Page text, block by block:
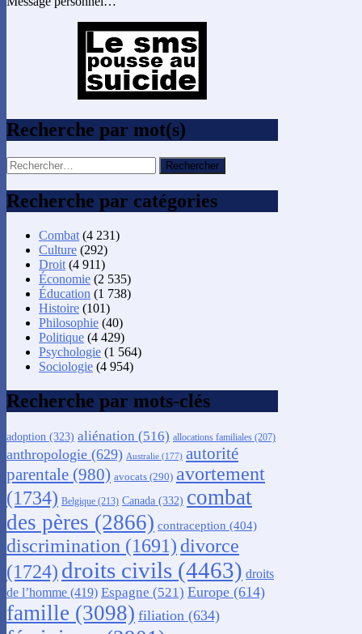
Recherche par mot(s)
Rechercher :
Recherche par catégories
Combat (4 231)
Culture (292)
Droit (4 911)
Économie (2 535)
Éducation (1 738)
Histoire (101)
Philosophie (40)
Politique (4 429)
Psychologie (1 564)
Sociologie (4 954)
Recherche par mots-clés
adoption (323) aliénation (516) allocations familiales (207)
anthropologie (629) Australie (177) autorité
parentale (980) avocats (290) avortement
(1734) Belgique (213) Canada (332) combat
des pères (2866) contraception (404)
discrimination (1691) divorce
(1724) droits civils (4463) droits
de l’homme (419) Espagne (521) Europe (614)
famille (3098) filiation (634)